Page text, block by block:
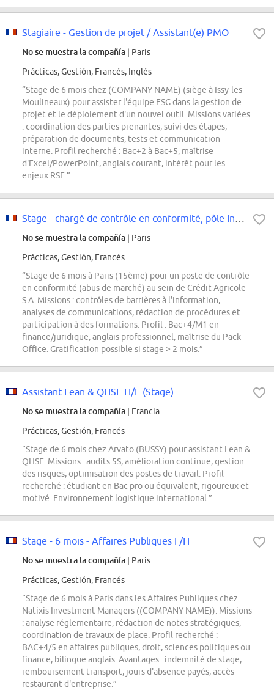
Stagiaire - Gestion de projet / Assistant(e) PMO
No se muestra la compañía | Paris
Prácticas, Gestión, Francés, Inglés
“Stage de 6 mois chez (COMPANY NAME) (siège à Issy-les-
Moulineaux) pour assister l'équipe ESG dans la gestion de
projet et le déploiement d'un nouvel outil. Missions variées
: coordination des parties prenantes, suivi des étapes,
préparation de documents, tests et communication
interne. Profil recherché : Bac+2 à Bac+5, maîtrise
d'Excel/PowerPoint, anglais courant, intérêt pour les
enjeux RSE.”
No se muestra la compañía | Paris
Prácticas, Gestión, Francés
“Stage de 6 mois à Paris (15ème) pour un poste de contrôle
en conformité (abus de marché) au sein de Crédit Agricole
S.A. Missions : contrôles de barrières à l'information,
analyses de communications, rédaction de procédures et
participation à des formations. Profil : Bac+4/M1 en
finance/juridique, anglais professionnel, maîtrise du Pack
Office. Gratification possible si stage > 2 mois.”
Assistant Lean & QHSE H/F (Stage)
No se muestra la compañía | Francia
Prácticas, Gestión, Francés
“Stage de 6 mois chez Arvato (BUSSY) pour assistant Lean &
QHSE. Missions : audits 5S, amélioration continue, gestion
des risques, optimisation des postes de travail. Profil
recherché : étudiant en Bac pro ou équivalent, rigoureux et
motivé. Environnement logistique international.”
Stage - 6 mois - Affaires Publiques F/H
No se muestra la compañía | Paris
Prácticas, Gestión, Francés
“Stage de 6 mois à Paris dans les Affaires Publiques chez
Natixis Investment Managers ((COMPANY NAME)). Missions
: analyse réglementaire, rédaction de notes stratégiques,
coordination de travaux de place. Profil recherché :
BAC+4/5 en affaires publiques, droit, sciences politiques ou
finance, bilingue anglais. Avantages : indemnité de stage,
remboursement transport, jours d'absence payés, accès
restaurant d'entreprise.”